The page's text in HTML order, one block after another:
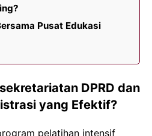
Pusat Edukasi
DPRD dan
yang Efektif?
pelatihan intensif